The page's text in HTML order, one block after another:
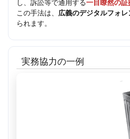
し、訴訟等で通用する一目瞭然の証
この手法は、 広義のデジタルフォレ
られます。
実務協力の一例